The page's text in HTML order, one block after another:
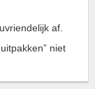
af.
niet